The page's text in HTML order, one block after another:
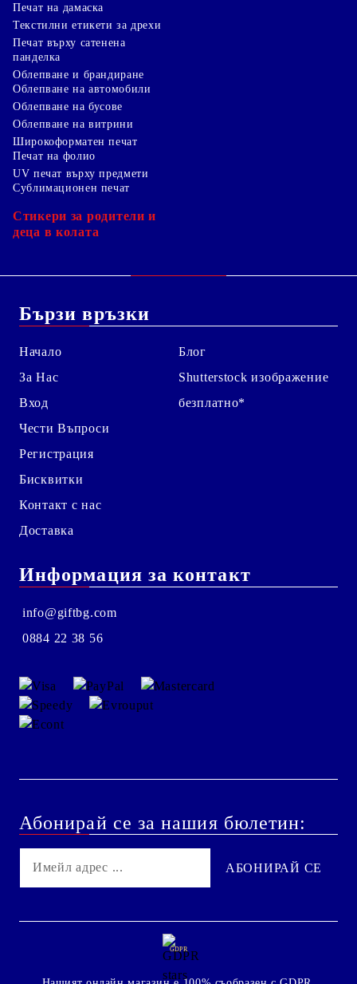
Печат на дамаска
Текстилни етикети за дрехи
Печат върху сатенена
панделка
Облепване и брандиране
Облепване на автомобили
Облепване на бусове
Облепване на витрини
Широкоформатен печат
Печат на фолио
UV печат върху предмети
Сублимационен печат
Стикери за родители и
деца в колата
Бързи връзки
Начало
За Нас
Вход
Чести Въпроси
Регистрация
Бисквитки
Контакт с нас
Доставка
Блог
Shutterstock изображение
безплатно*
Информация за контакт
info@giftbg.com
0884 22 38 56
Абонирай се за нашия бюлетин:
GDPR